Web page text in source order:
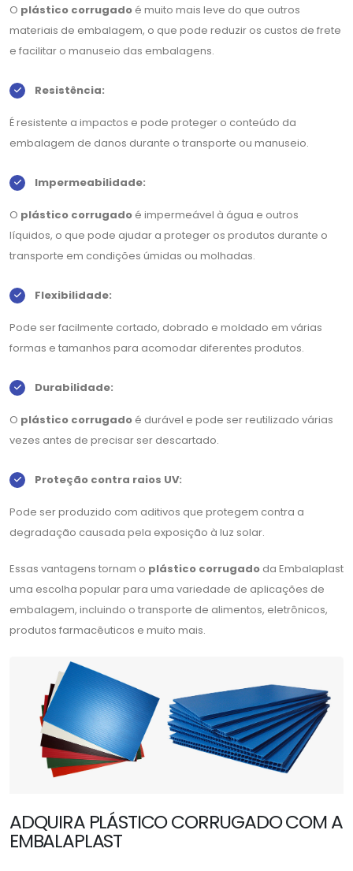
O plástico corrugado é muito mais leve do que outros
materiais de embalagem, o que pode reduzir os custos de frete
e facilitar o manuseio das embalagens.
Resistência:
É resistente a impactos e pode proteger o conteúdo da
embalagem de danos durante o transporte ou manuseio.
Impermeabilidade:
O plástico corrugado é impermeável à água e outros
líquidos, o que pode ajudar a proteger os produtos durante o
transporte em condições úmidas ou molhadas.
Flexibilidade:
Pode ser facilmente cortado, dobrado e moldado em várias
formas e tamanhos para acomodar diferentes produtos.
Durabilidade:
O plástico corrugado é durável e pode ser reutilizado várias
vezes antes de precisar ser descartado.
Proteção contra raios UV:
Pode ser produzido com aditivos que protegem contra a
degradação causada pela exposição à luz solar.
Essas vantagens tornam o plástico corrugado da Embalaplast
uma escolha popular para uma variedade de aplicações de
embalagem, incluindo o transporte de alimentos, eletrônicos,
produtos farmacêuticos e muito mais.
ADQUIRA PLÁSTICO CORRUGADO COM A
EMBALAPLAST